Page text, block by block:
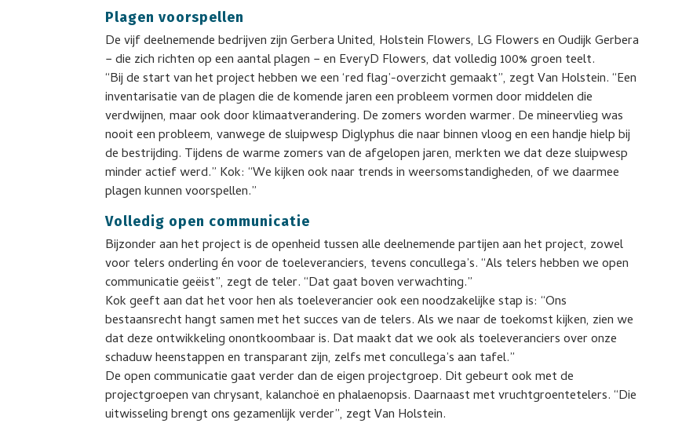
Plagen voorspellen
De vijf deelnemende bedrijven zijn Gerbera United, Holstein Flowers, LG Flowers en Oudijk Gerbera
− die zich richten op een aantal plagen − en EveryD Flowers, dat volledig 100% groen teelt.
“Bij de start van het project hebben we een ‘red flag’-overzicht gemaakt”, zegt Van Holstein. “Een
inventarisatie van de plagen die de komende jaren een probleem vormen door middelen die
verdwijnen, maar ook door klimaatverandering. De zomers worden warmer. De mineervlieg was
nooit een probleem, vanwege de sluipwesp Diglyphus die naar binnen vloog en een handje hielp bij
de bestrijding. Tijdens de warme zomers van de afgelopen jaren, merkten we dat deze sluipwesp
minder actief werd.” Kok: “We kijken ook naar trends in weersomstandigheden, of we daarmee
plagen kunnen voorspellen.”
Volledig open communicatie
Bijzonder aan het project is de openheid tussen alle deelnemende partijen aan het project, zowel
voor telers onderling én voor de toeleveranciers, tevens concullega’s. “Als telers hebben we open
communicatie geëist”, zegt de teler. “Dat gaat boven verwachting.”
Kok geeft aan dat het voor hen als toeleverancier ook een noodzakelijke stap is: “Ons
bestaansrecht hangt samen met het succes van de telers. Als we naar de toekomst kijken, zien we
dat deze ontwikkeling onontkoombaar is. Dat maakt dat we ook als toeleveranciers over onze
schaduw heenstappen en transparant zijn, zelfs met concullega’s aan tafel.”
De open communicatie gaat verder dan de eigen projectgroep. Dit gebeurt ook met de
projectgroepen van chrysant, kalanchoë en phalaenopsis. Daarnaast met vruchtgroentetelers. “Die
uitwisseling brengt ons gezamenlijk verder”, zegt Van Holstein.